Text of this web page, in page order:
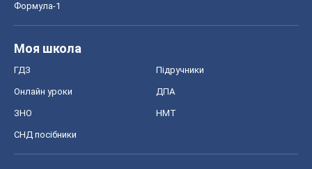
Формула-1
Моя школа
ГДЗ Підручники
Онлайн уроки ДПА
ЗНО НМТ
СНД посібники